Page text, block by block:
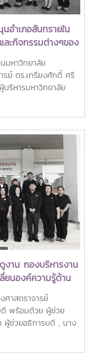
ที่สะท้อนค่านิยมและ
วิชาชีพ การบริการ
2026 การพิจารณา
แก่ การสอน
ารสาธารณะและการ
รเป็นผู้ประกอบการ
นรูปธรรมต่อการ
ญเป็นพิเศษ เนื่องจาก
ง SEARCA ซึ่งเป็น
Asian Ministers
สำคัญในการพัฒนา
ารวิจัย ตลอดจนสร้าง
เกษตรและชนบทใน
เนื่องจากศิษย์เก่าทุน
ารเกษตรรอง
ย์เก่าของ University
ประเทศฟิลิปปินส์
าก German
of Philosophy
of the
ประสบการณ์ทาง
ระหว่างประเทศในช่วง
รหล่อหลอมแนวคิด
ชุมชน ตลอดจนการ
อำเภอสันทรายใน
ะกิจกรรมต่างๆของ
มหาวิทยาลัย
รย์ ดร.เกรียงศักดิ์ ศรี
ริหารมหาวิทยาลัย
อาสาพัฒนาภูมิทัศน์
ระบาทสมเด็จ
ชนมพรรษา 28
ร “ชาวเชียงใหม่ปลูก
ข้าร่วมกิจกรรมและ
งาน กองบริหารงาน
ยนองค์ความรู้ด้าน
กรสมัยใหม่ และแลก
นการปฎิบัติงาน
ศาสตราจารย์
ดี พร้อมด้วย ผู้ช่วย
ผู้ช่วยอธิการบดี , นาง
พัฒนาองค์ความรู้ด้าน